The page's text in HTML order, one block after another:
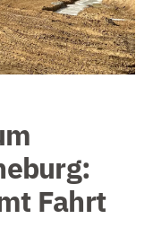
Fahrt